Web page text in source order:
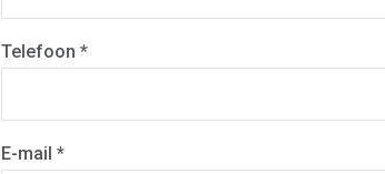
Telefoon *
E-mail *